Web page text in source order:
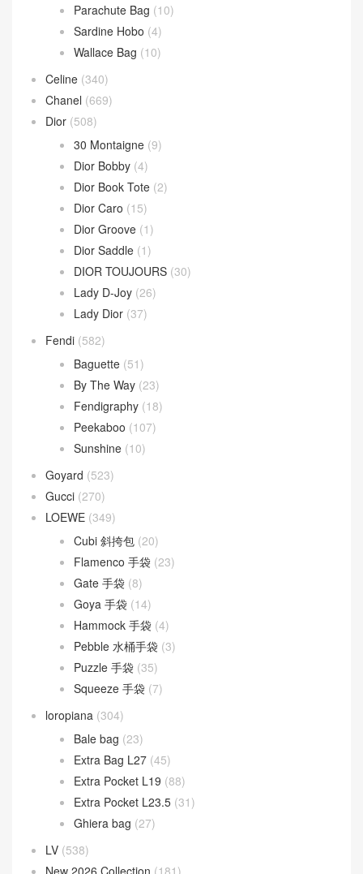
Parachute Bag (10)
Sardine Hobo (4)
Wallace Bag (10)
Celine (340)
Chanel (669)
Dior (508)
30 Montaigne (9)
Dior Bobby (4)
Dior Book Tote (2)
Dior Caro (15)
Dior Groove (1)
Dior Saddle (1)
DIOR TOUJOURS (30)
Lady D-Joy (26)
Lady Dior (37)
Fendi (582)
Baguette (51)
By The Way (23)
Fendigraphy (18)
Peekaboo (107)
Sunshine (10)
Goyard (523)
Gucci (270)
LOEWE (349)
Cubi 斜挎包 (20)
Flamenco 手袋 (23)
Gate 手袋 (8)
Goya 手袋 (14)
Hammock 手袋 (4)
Pebble 水桶手袋 (3)
Puzzle 手袋 (35)
Squeeze 手袋 (7)
loropiana (304)
Bale bag (23)
Extra Bag L27 (45)
Extra Pocket L19 (88)
Extra Pocket L23.5 (31)
Ghiera bag (27)
LV (538)
New 2026 Collection (181)